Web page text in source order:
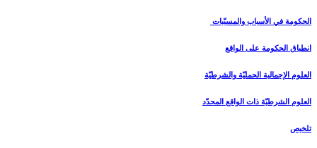
الحكومة في الأسباب والمسبّبات
انطباق الحكومة على الواقع
العلوم الإجمالية الحمليّة والشرطيّة
العلوم الشرطيّة ذات الواقع المحدّد
تلخيص